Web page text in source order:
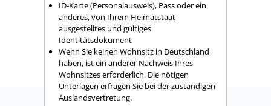
ID-Karte (Personalausweis), Pass oder ein
anderes, von Ihrem Heimatstaat
ausgestelltes und gültiges
Identitätsdokument
Wenn Sie keinen Wohnsitz in Deutschland
haben, ist ein anderer Nachweis Ihres
Wohnsitzes erforderlich. Die nötigen
Unterlagen erfragen Sie bei der zuständigen
Auslandsvertretung.